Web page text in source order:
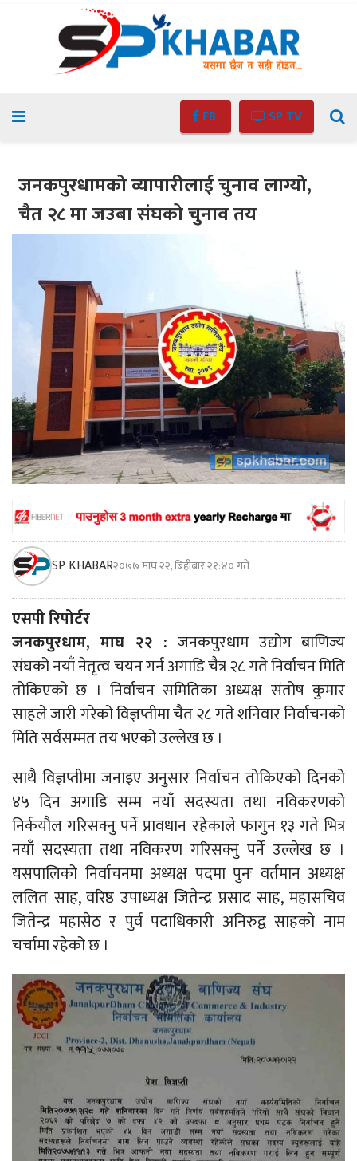
FB SP TV
जनकपुरधामको व्यापारीलाई चुनाव लाग्यो,
चैत २८ मा जउबा संघको चुनाव तय
SP KHABAR२०७७ माघ २२, बिहीबार २१:४० गते
एसपी रिपोर्टर
जनकपुरधाम, माघ २२ :जनकपुरधाम उद्योग बाणिज्य
संघको नयाँ नेतृत्व चयन गर्न अगाडि चैत्र २८ गते निर्वाचन मिति
तोकिएको छ । निर्वाचन समितिका अध्यक्ष संतोष कुमार
साहले जारी गरेको विज्ञप्तीमा चैत २८ गते शनिवार निर्वाचनको
मिति सर्वसम्मत तय भएको उल्लेख छ ।
साथै विज्ञप्तीमा जनाइए अनुसार निर्वाचन तोकिएको दिनको
४५ दिन अगाडि सम्म नयाँ सदस्यता तथा नविकरणको
निर्कयौल गरिसक्नु पर्ने प्रावधान रहेकाले फागुन १३ गते भित्र
नयाँ सदस्यता तथा नविकरण गरिसक्नु पर्ने उल्लेख छ ।
यसपालिको निर्वाचनमा अध्यक्ष पदमा पुनः वर्तमान अध्यक्ष
ललित साह, वरिष्ठ उपाध्यक्ष जितेन्द्र प्रसाद साह, महासचिव
जितेन्द्र महासेठ र पुर्व पदाधिकारी अनिरुद्व साहको नाम
चर्चामा रहेको छ ।